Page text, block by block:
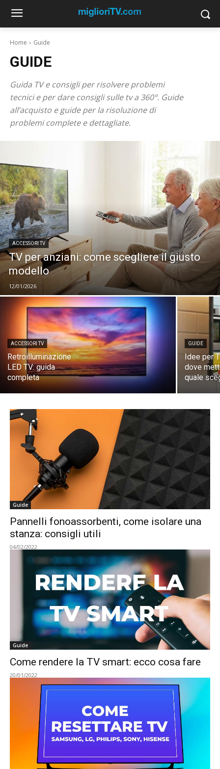
Home Guide
GUIDE
Guida TV e consigli per risolvere problemi
tecnici e per dare consigli sulle tv a 360°. Guide
all’acquisto e guide per la risoluzione di
problemi complete e dettagliate.
ACCESSORI TV
TV per anziani: come scegliere il giusto
modello
12/01/2026
ACCESSORI TV
Retroilluminazione
LED TV: guida
completa
GUIDE
Idee per
dove
quale
Guide
Pannelli fonoassorbenti, come isolare una
stanza: consigli utili
04/02/2022
Guide
Come rendere la TV smart: ecco cosa fare
20/01/2022